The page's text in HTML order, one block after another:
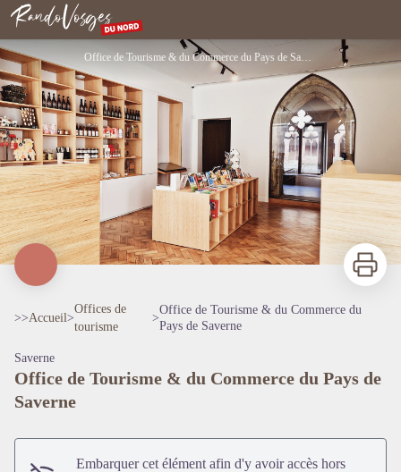
Rando Vosges du Nord
Office de Tourisme & du Commerce du Pays de Saverne
Office de Tourisme & du Commerce du Pays de Saverne
Voir l'image en plein écran
Imprimer
>>Accueil>
Offices de
tourisme
>
Office de Tourisme & du Commerce du
Pays de Saverne
Saverne
Office de Tourisme & du Commerce du Pays de
Saverne
Embarquer cet élément afin d'y avoir accès hors